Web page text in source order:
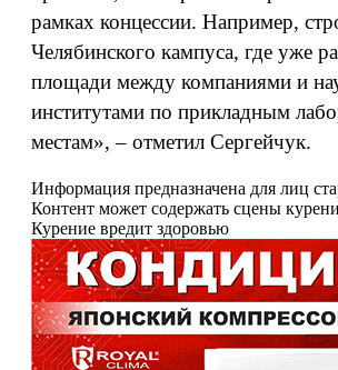
рамках концессии. Например,
Челябинского кампуса, где уже
площади между компаниями и
институтами по прикладным
местам», – отметил Сергейчук.
Информация предназначена для лиц
Контент может содержать сцены
Курение вредит здоровью